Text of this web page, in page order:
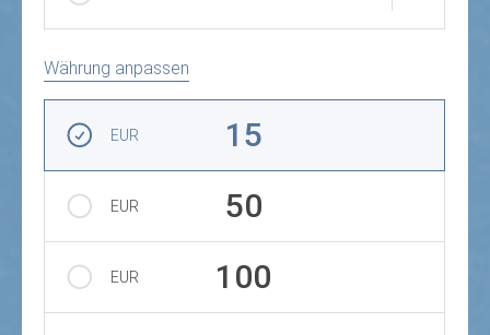
Währung anpassen
EUR 15
EUR 50
EUR 100